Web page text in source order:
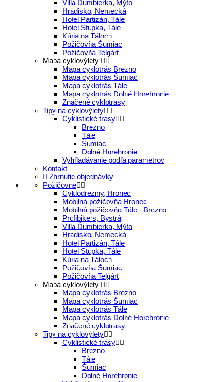
Villa Ďumbierka, Mýto
Hradisko, Nemecká
Hotel Partizán, Tále
Hotel Stupka, Tále
Kúria na Táloch
Požičovňa Šumiac
Požičovňa Telgárt
Mapa cyklovýlety
Mapa cyklotrás Brezno
Mapa cyklotrás Šumiac
Mapa cyklotrás Tále
Mapa cyklotrás Dolné Horehronie
Značené cyklotrasy
Tipy na cyklovýlety
Cyklistické trasy
Brezno
Tále
Šumiac
Dolné Horehronie
Vyhľladávanie podľa parametrov
Kontakt
Zhrnutie objednávky
Požičovne
Cyklodreziny, Hronec
Mobilná požičovňa Hronec
Mobilná požičovňa Tále - Brezno
Profibikers, Bystrá
Villa Ďumbierka, Mýto
Hradisko, Nemecká
Hotel Partizán, Tále
Hotel Stupka, Tále
Kúria na Táloch
Požičovňa Šumiac
Požičovňa Telgárt
Mapa cyklovýlety
Mapa cyklotrás Brezno
Mapa cyklotrás Šumiac
Mapa cyklotrás Tále
Mapa cyklotrás Dolné Horehronie
Značené cyklotrasy
Tipy na cyklovýlety
Cyklistické trasy
Brezno
Tále
Šumiac
Dolné Horehronie